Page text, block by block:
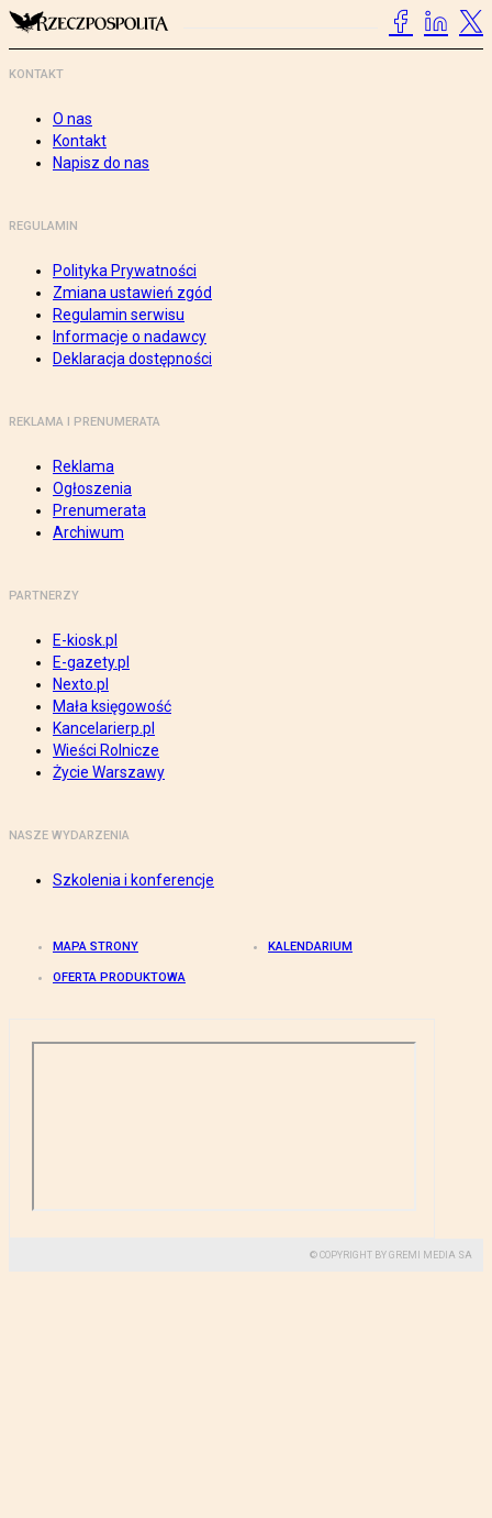
KONTAKT
O nas
Kontakt
Napisz do nas
REGULAMIN
Polityka Prywatności
Zmiana ustawień zgód
Regulamin serwisu
Informacje o nadawcy
Deklaracja dostępności
REKLAMA I PRENUMERATA
Reklama
Ogłoszenia
Prenumerata
Archiwum
PARTNERZY
E-kiosk.pl
E-gazety.pl
Nexto.pl
Mała księgowość
Kancelarierp.pl
Wieści Rolnicze
Życie Warszawy
NASZE WYDARZENIA
Szkolenia i konferencje
MAPA STRONY KALENDARIUM
OFERTA PRODUKTOWA
© COPYRIGHT BY GREMI MEDIA SA